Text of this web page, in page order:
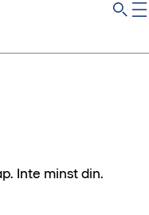
Inte minst din.